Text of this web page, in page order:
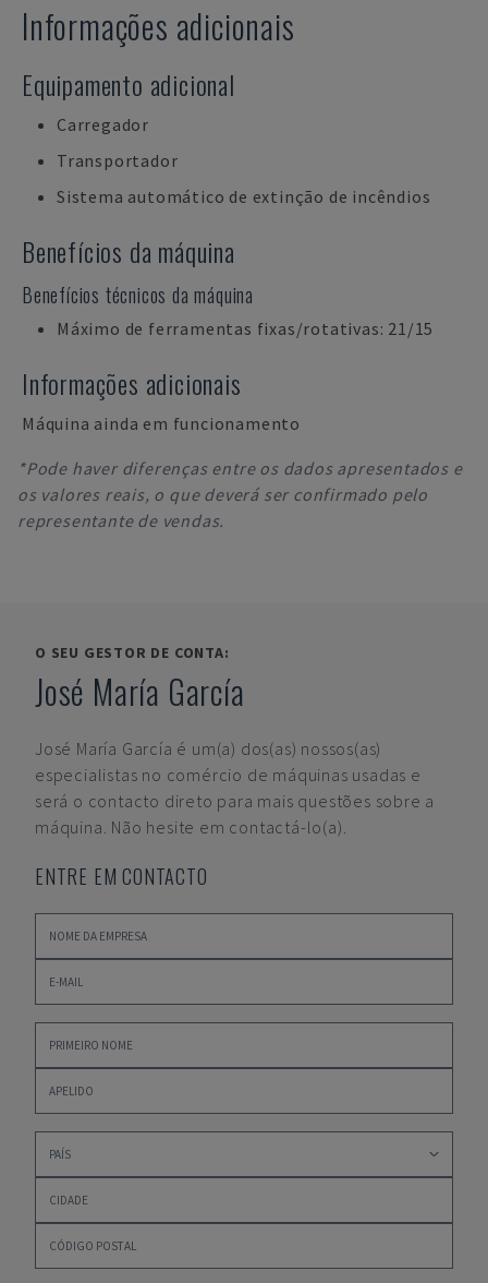
Informações adicionais
Equipamento adicional
Carregador
Transportador
Sistema automático de extinção de incêndios
Benefícios da máquina
Benefícios técnicos da máquina
Máximo de ferramentas fixas/rotativas: 21/15
Informações adicionais
Máquina ainda em funcionamento
*Pode haver diferenças entre os dados apresentados e
os valores reais, o que deverá ser confirmado pelo
representante de vendas.
O SEU GESTOR DE CONTA:
José María García
José María García é um(a) dos(as) nossos(as)
especialistas no comércio de máquinas usadas e
será o contacto direto para mais questões sobre a
máquina. Não hesite em contactá-lo(a).
ENTRE EM CONTACTO